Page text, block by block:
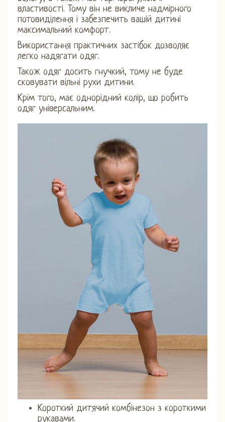
властивості. Тому він не викличе надмірного
потовиділення і забезпечить вашій дитині
максимальний комфорт.
Використання практичних застібок дозволяє
легко надягати одяг.
Також одяг досить гнучкий, тому не буде
сковувати вільні рухи дитини.
Крім того, має однорідний колір, що робить
одяг універсальним.
Короткий дитячий комбінезон з короткими
рукавами.